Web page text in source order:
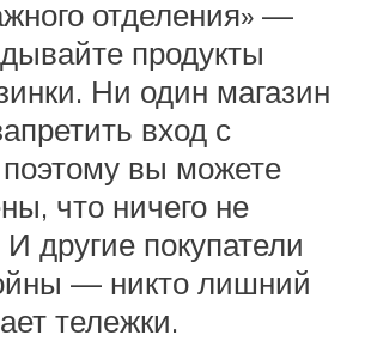
отделения» —
продукты
Ни один магазин
вход с
вы можете
что ничего не
другие покупатели
— никто лишний
тележки.